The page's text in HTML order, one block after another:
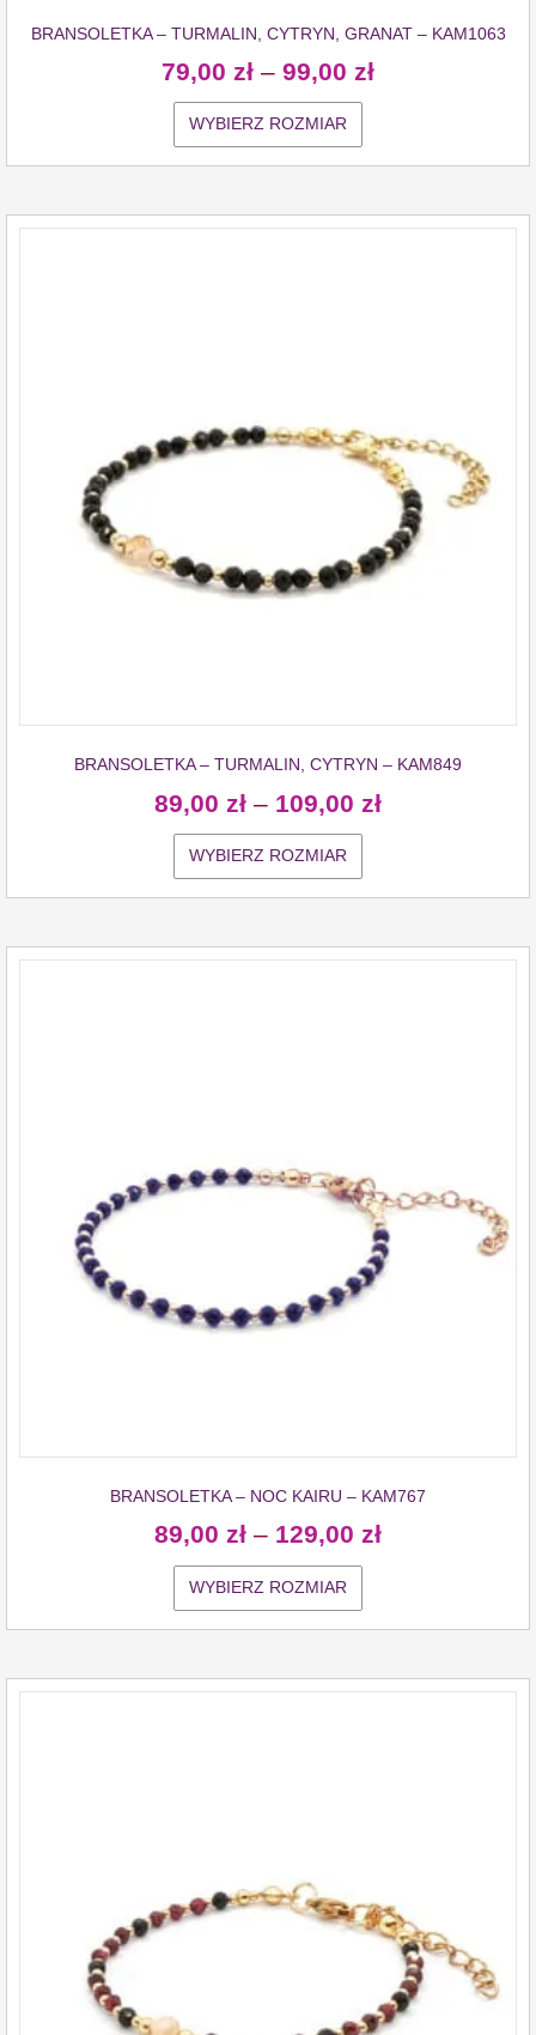
BRANSOLETKA – TURMALIN, CYTRYN, GRANAT – KAM1063
79,00 zł – 99,00 zł
WYBIERZ ROZMIAR
BRANSOLETKA – TURMALIN, CYTRYN – KAM849
89,00 zł – 109,00 zł
WYBIERZ ROZMIAR
BRANSOLETKA – NOC KAIRU – KAM767
89,00 zł – 129,00 zł
WYBIERZ ROZMIAR